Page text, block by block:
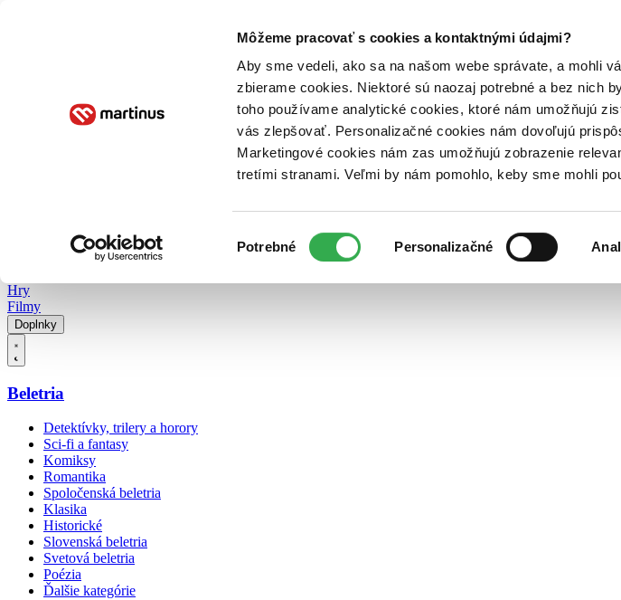
Môžeme pracovať s cookies a kontaktnými údajmi?
Aby sme vedeli, ako sa na našom webe správate, a mohli
zbierame cookies. Niektoré sú naozaj potrebné a bez nich
toho používame analytické cookies, ktoré nám umožňujú
vás zlepšovať. Personalizačné cookies nám dovoľujú
Marketingové cookies nám zas umožňujú zobrazenie
tretími stranami. Veľmi by nám pomohlo, keby sme mohli
súhlasu
Potrebné Personalizačné
Poukážky Kontakt
Hry
Filmy
Doplnky
Beletria
Detektívky, trilery a horory
Sci-fi a fantasy
Komiksy
Romantika
Spoločenská beletria
Klasika
Historické
Slovenská beletria
Svetová beletria
Poézia
Ďalšie kategórie